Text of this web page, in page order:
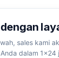
sales kami
Anda dalam 1×24